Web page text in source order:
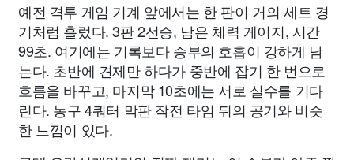
예전 격투 게임 기계 앞에서는 한 판이 거의 세트 경
기처럼 흘렀다. 3판 2선승, 남은 체력 게이지, 시간
99초. 여기에는 기록보다 승부의 호흡이 강하게 남
는다. 초반에 견제만 하다가 중반에 잡기 한 번으로
흐름을 바꾸고, 마지막 10초에는 서로 실수를 기다
린다. 농구 4쿼터 막판 작전 타임 뒤의 공기와 비슷
한 느낌이 있다.